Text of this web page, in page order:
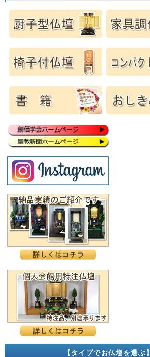
【タイプでお仏壇を選ぶ】